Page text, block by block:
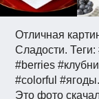
Отличная
Сладости.
#berries
#colorful
Это фото